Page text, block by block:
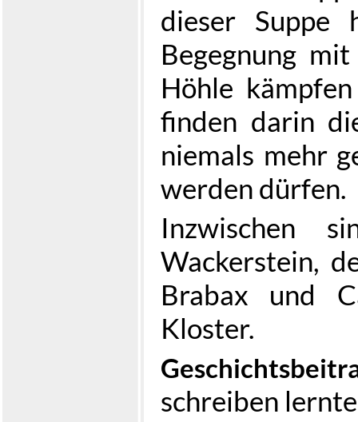
dieser Suppe
Begegnung
Höhle
finden darin
niemals mehr
werden dürfen.
Inzwischen
Wackerstein,
Brabax und
Kloster.
schreiben